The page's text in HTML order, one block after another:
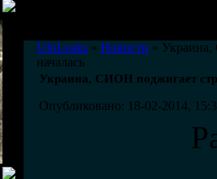
UfoLeaks » Новости » Украина,
началась
Украина, СИОН поджигает
Опубликовано: 18-02-2014,